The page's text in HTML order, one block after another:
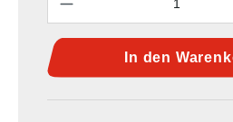
In den